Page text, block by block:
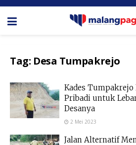
Tag: Desa Tumpakrejo
Kades Tumpakrejo
Pribadi untuk
Desanya
2 Mei 2023
Jalan Alternatif